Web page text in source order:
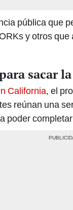
pública que
y otros
sacar
California, el
reúnan una
poder